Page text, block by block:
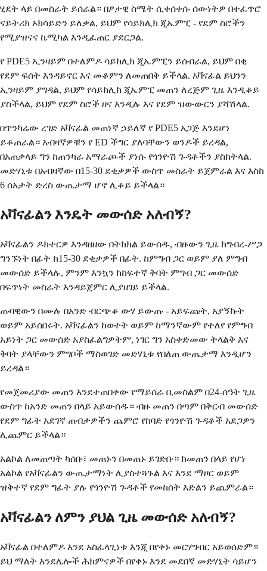
ሂደት ላይ በመስራት ይሰራል። በፆታዊ ስሜት ሲቀሰቀሱ ሰውነትዎ በተፈጥሮ
ናይትሪክ ኦክሳይድን ይለቃል, ይህም የሳይክሊክ ጂኤምፒ - የደም ስሮችን
የሚያዝናና ኬሚካል እንዲፈጠር ያደርጋል.
የ PDE5 ኢንዛይም በተለምዶ ሳይክሊክ ጂኤምፒን ይሰብራል, ይህም በቂ
የደም ፍሰት እንዳይኖር እና መቆምን ለመጠበቅ ይችላል. አቫናፊል ይህንን
ኢንዛይም ያግዳል, ይህም የሳይክሊክ ጂኤምፒ መጠን ለረጅም ጊዜ እንዲቆይ
ያስችላል, ይህም የደም ስሮች ዘና እንዲሉ እና የደም ዝውውርን ያሻሽላል.
በጥንካሬው ረገድ አቫናፊል መጠነኛ ኃይለኛ የ PDE5 አጋጅ እንደሆነ
ይቆጠራል። አብዛኛዎቹን የ ED ችግር ያለባቸውን ወንዶች ይረዳል,
በአጠቃላይ ግን ከጠንካራ አማራጮች ያነሱ የጎንዮሽ ጉዳቶችን ያስከትላል.
መድሃኒቱ በአብዛኛው በ15-30 ደቂቃዎች ውስጥ መስራት ይጀምራል እና እስከ
6 ሰአታት ድረስ ውጤታማ ሆኖ ሊቆይ ይችላል።
አቫናፊልን እንዴት መውሰድ አለብኝ?
አቫናፊልን ዶክተርዎ እንዳዘዘው በትክክል ይውሰዱ, ብዙውን ጊዜ ከግብረ-ሥጋ
ግንኙነት በፊት ከ15-30 ደቂቃዎች በፊት. ከምግብ ጋር ወይም ያለ ምግብ
መውሰድ ይችላሉ, ምንም እንኳን ከከፍተኛ ቅባት ምግብ ጋር መውሰድ
በፍጥነት መስራት እንዳይጀምር ሊያዘገይ ይችላል.
ጡባዊውን በሙሉ በአንድ ብርጭቆ ውሃ ይውጡ - አይፍጩት, አያኝኩት
ወይም አይሰበሩት. አቫናፊልን ከወተት ወይም ከማንኛውም የተለየ የምግብ
አይነት ጋር መውሰድ አያስፈልግዎትም, ነገር ግን አስቀድመው ትላልቅ እና
ቅባት ያላቸውን ምግቦች ማስወገድ መድሃኒቱ የበለጠ ውጤታማ እንዲሆን
ይረዳል።
የመጀመሪያው መጠን እንደተጠበቀው የማይሰራ ቢመስልም በ24-ሰዓት ጊዜ
ውስጥ ከአንድ መጠን በላይ አይውሰዱ። ብዙ መጠን በጣም በቅርብ መውሰድ
የደም ግፊት አደገኛ ጠብታዎችን ጨምሮ የከባድ የጎንዮሽ ጉዳቶች አደጋዎን
ሊጨምር ይችላል።
አልኮል ለመጠጣት ካሰቡ፣ መጠኑን በመጠኑ ይገድቡ። ከመጠን በላይ የሆነ
አልኮል የአቫናፊልን ውጤታማነት ሊያስተጓጉል እና እንደ ማዞር ወይም
ዝቅተኛ የደም ግፊት ያሉ የጎንዮሽ ጉዳቶች የመከሰት እድልን ይጨምራል።
አቫናፊልን ለምን ያህል ጊዜ መውሰድ አለብኝ?
አቫናፊል በተለምዶ እንደ አስፈላጊነቱ እንጂ በየቀኑ መርሃግብር አይወሰድም።
ይህ ማለት እንደሌሎች ሕክምናዎች በየቀኑ እንደ መደበኛ መድሃኒት ሳይሆን